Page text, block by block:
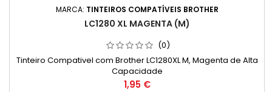
MARCA: TINTEIROS COMPATÍVEIS BROTHER
LC1280 XL MAGENTA (M)
(0)
Tinteiro Compativel com Brother LC1280XL M, Magenta de Alta
Capacidade
Preço
1,95 €